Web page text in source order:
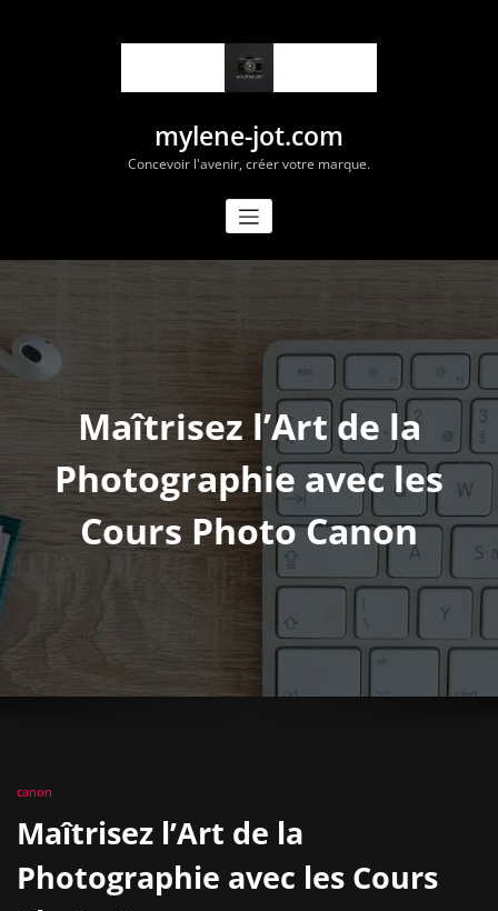
mylene-jot.com
Concevoir l'avenir, créer votre marque.
Maîtrisez l’Art de la
Photographie avec les
Cours Photo Canon
canon
Maîtrisez l’Art de la
Photographie avec les Cours